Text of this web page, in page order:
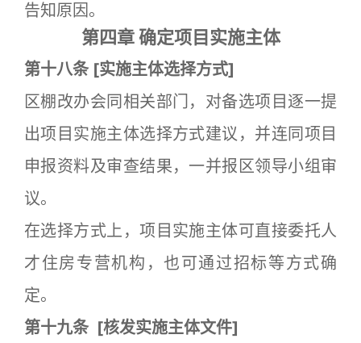
告知原因。
第四章 确定项目实施主体
第十八条 [实施主体选择方式]
区棚改办会同相关部门，对备选项目逐一提
出项目实施主体选择方式建议，并连同项目
申报资料及审查结果，一并报区领导小组审
议。
在选择方式上，项目实施主体可直接委托人
才住房专营机构，也可通过招标等方式确
定。
第十九条 [核发实施主体文件]